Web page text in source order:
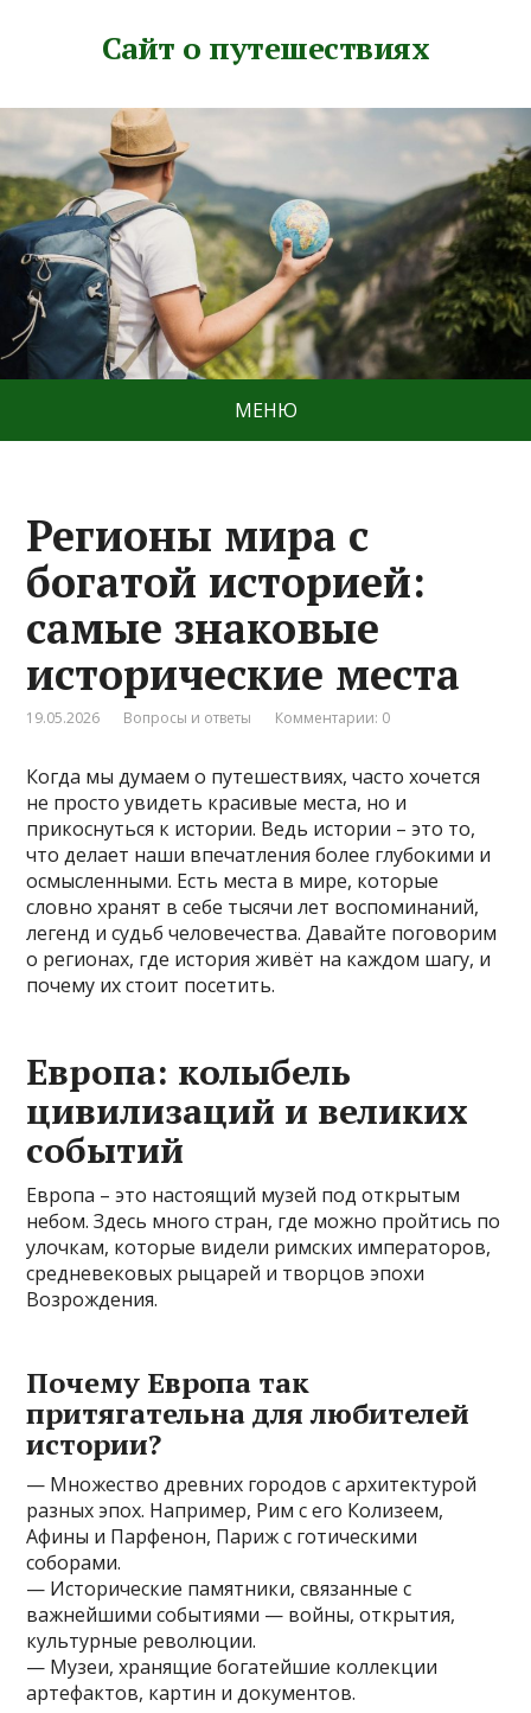
Сайт о путешествиях
МЕНЮ
Регионы мира с
богатой историей:
самые знаковые
исторические места
19.05.2026 Вопросы и ответы Комментарии: 0
Когда мы думаем о путешествиях, часто хочется
не просто увидеть красивые места, но и
прикоснуться к истории. Ведь истории – это то,
что делает наши впечатления более глубокими и
осмысленными. Есть места в мире, которые
словно хранят в себе тысячи лет воспоминаний,
легенд и судьб человечества. Давайте поговорим
о регионах, где история живёт на каждом шагу, и
почему их стоит посетить.
Европа: колыбель
цивилизаций и великих
событий
Европа – это настоящий музей под открытым
небом. Здесь много стран, где можно пройтись по
улочкам, которые видели римских императоров,
средневековых рыцарей и творцов эпохи
Возрождения.
Почему Европа так
притягательна для любителей
истории?
— Множество древних городов с архитектурой
разных эпох. Например, Рим с его Колизеем,
Афины и Парфенон, Париж с готическими
соборами.
— Исторические памятники, связанные с
важнейшими событиями — войны, открытия,
культурные революции.
— Музеи, хранящие богатейшие коллекции
артефактов, картин и документов.